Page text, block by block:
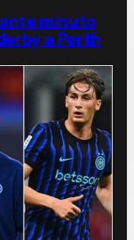
minuto
a Perth